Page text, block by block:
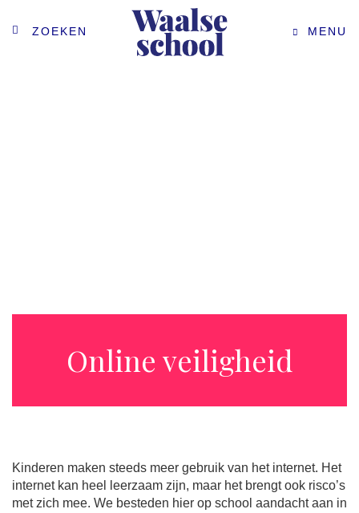
ZOEKEN MENU
Online veiligheid
Kinderen maken steeds meer gebruik van het internet. Het
internet kan heel leerzaam zijn, maar het brengt ook risco’s
met zich mee. We besteden hier op school aandacht aan in